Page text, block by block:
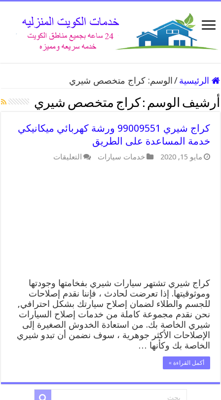
الرئيسية / الوسم:كراج متخصص شيري
أرشيف الوسم : كراج متخصص شيري
كراج شيري 99009551 ورشة كهربائي ميكانيكي
خدمة المساعدة على الطريق
مايو 15, 2020 خدمات سيارات التعليقات
كراج شيري تشتهر سيارات شيري بفخامتها وجودتها
وموثوقيتها. إذا تعرضت لحادث ، فإننا نقدم إصلاحات
للجسم والطلاء لضمان إصلاح سيارتك بشكل احترافي,
نحن نقدم مجموعة كاملة من خدمات إصلاح السيارات
شيري الخاصة بك. من استعادة الخدوش الصغيرة إلى
الإصلاحات الأكثر جوهرية ، سوف نضمن أن تبدو شيري
الخاصة بك وكأنها …
أكمل القراءة »